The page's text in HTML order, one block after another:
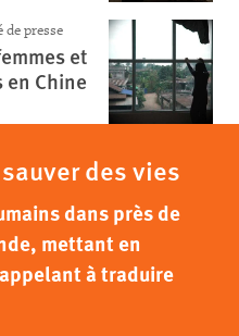
presse
et
Chine
des vies
dans près de
mettant en
à traduire